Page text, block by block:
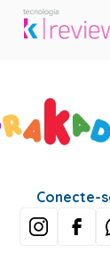
Conecte-